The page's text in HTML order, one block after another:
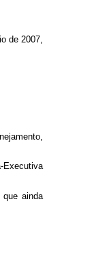
de 2007,
Executiva
ainda